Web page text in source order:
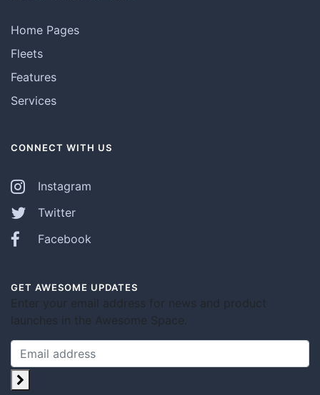
Home Pages
Fleets
Features
Services
CONNECT WITH US
Instagram
Twitter
Facebook
GET AWESOME UPDATES
Enter your email address for news and product
launches in the Awesome Space.